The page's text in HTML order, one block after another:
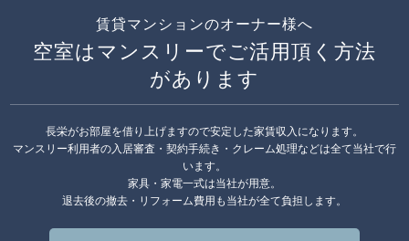
賃貸マンションのオーナー様へ
空室はマンスリーでご活用頂く方法
があります
長栄がお部屋を借り上げますので安定した家賃収入になります。
マンスリー利用者の入居審査・契約手続き・クレーム処理などは全て当社で行
います。
家具・家電一式は当社が用意。
退去後の撤去・リフォーム費用も当社が全て負担します。